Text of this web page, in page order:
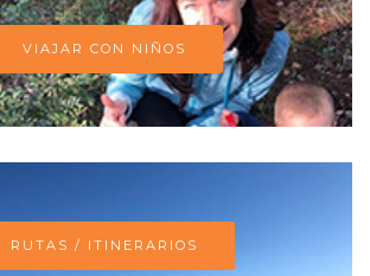
VIAJAR CON NIÑOS
RUTAS / ITINERARIOS